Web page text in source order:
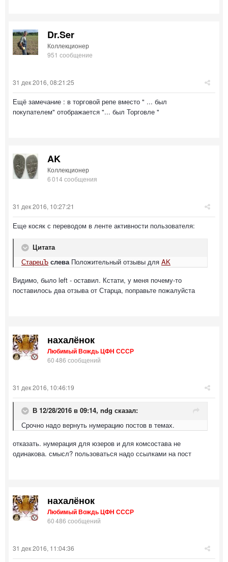
Dr.Ser
Коллекционер
951 сообщение
31 дек 2016, 08:21:25
Ещё замечание : в торговой репе вместо " ... был
покупателем" отображается "... был Торговле "
AK
Коллекционер
6 014 сообщения
31 дек 2016, 10:27:21
Еще косяк с переводом в ленте активности пользователя:
Цитата
СтарецЪ слева Положительный отзывы для AK
Видимо, было left - оставил. Кстати, у меня почему-то
поставилось два отзыва от Старца, поправьте пожалуйста
нахалёнок
Любимый Вождь ЦФН СССР
60 486 сообщений
31 дек 2016, 10:46:19
В 12/28/2016 в 09:14, ndg сказал:
Срочно надо вернуть нумерацию постов в темах.
отказать. нумерация для юзеров и для комсостава не
одинакова. смысл? пользоваться надо ссылками на пост
нахалёнок
Любимый Вождь ЦФН СССР
60 486 сообщений
31 дек 2016, 11:04:36